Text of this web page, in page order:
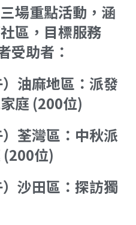
場重點活動，涵
區，目標服務
受助者：
油麻地區：派發
庭 (200位)
荃灣區：中秋派
位)
沙田區：探訪獨